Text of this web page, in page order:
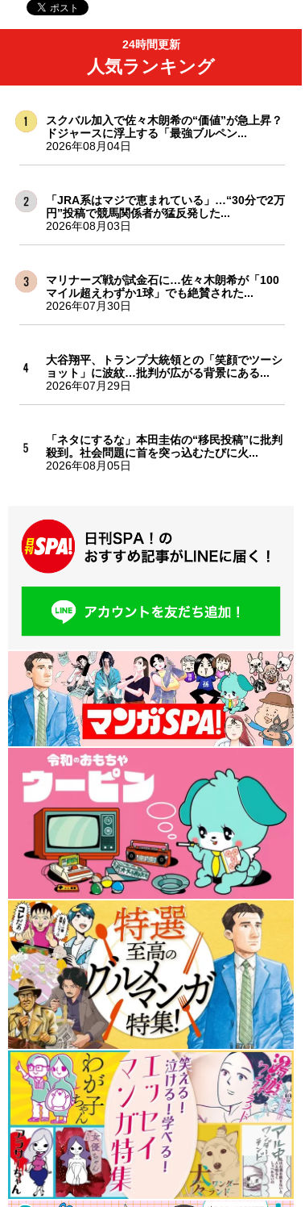
24時間更新
人気ランキング
スクバル加入で佐々木朗希の“価値”が急上昇？
ドジャースに浮上する「最強ブルペン...
2026年08月04日
「JRA系はマジで恵まれている」…“30分で2万
円”投稿で競馬関係者が猛反発した...
2026年08月03日
マリナーズ戦が試金石に…佐々木朗希が「100
マイル超えわずか1球」でも絶賛された...
2026年07月30日
大谷翔平、トランプ大統領との「笑顔でツーシ
ョット」に波紋…批判が広がる背景にある...
2026年07月29日
「ネタにするな」本田圭佑の“移民投稿”に批判
殺到。社会問題に首を突っ込むたびに火...
2026年08月05日